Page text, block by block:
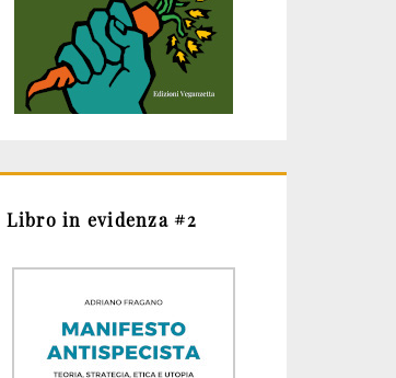
Libro in evidenza #2